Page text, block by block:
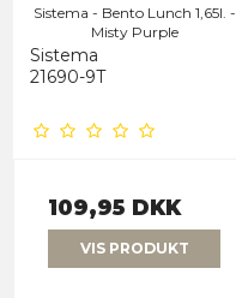
Sistema - Bento Lunch 1,65l. -
Misty Purple
Sistema
21690-9T
109,95 DKK
VIS PRODUKT